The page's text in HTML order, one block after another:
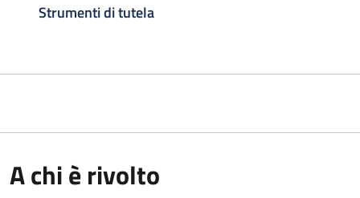
Strumenti di tutela
A chi è rivolto